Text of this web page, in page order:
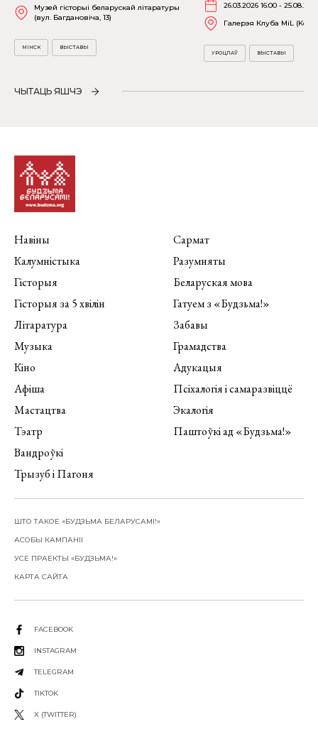
Музей гісторыі беларускай літаратуры
(вул. Багдановіча, 13)
МІНСК ВЫСТАВЫ
26.03.2026 16:00 -
Галерэя Клуба MiL
УРОЦЛАЎ ВЫСТАВЫ
ЧЫТАЦЬ ЯШЧЭ
Навіны
Калумністыка
Гісторыя
Гісторыя за 5 хвілін
Літаратура
Музыка
Кіно
Афіша
Мастацтва
Тэатр
Вандроўкі
Трызуб і Пагоня
Сармат
Разумняты
Беларуская мова
Гатуем з «Будзьма!»
Забавы
Грамадства
Адукацыя
Псіхалогія і самаразвіццё
Экалогія
Паштоўкі ад «Будзьма!»
ШТО ТАКОЕ «БУДЗЬМА БЕЛАРУСАМІ!»
АСОБЫ КАМПАНІІ
УСЕ ПРАЕКТЫ «БУДЗЬМА!»
КАРТА САЙТА
FACEBOOK
INSTAGRAM
TELEGRAM
TIKTOK
X (TWITTER)